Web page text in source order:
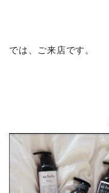
では、ご来店です。